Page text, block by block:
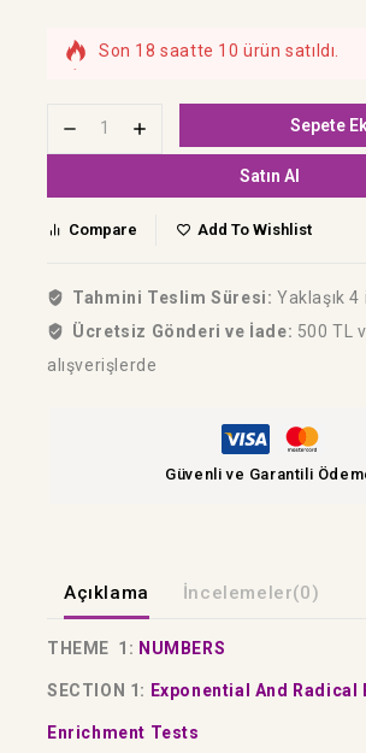
Son 18 saatte 10 ürün satıldı.
Sepete
Satın Al
Compare Add To Wishlist
Tahmini Teslim Süresi: Yaklaşık 4
Ücretsiz Gönderi ve İade: 500 TL
alışverişlerde
Güvenli ve Garantili
Açıklama İncelemeler(0)
THEME 1: NUMBERS
SECTION 1: Exponential And Radical
Enrichment Tests